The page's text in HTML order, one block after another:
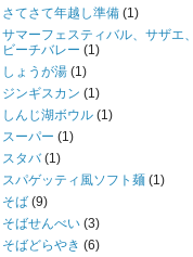
さてさて年越し準備 (1)
サマーフェスティバル、サザエ、
ビーチバレー (1)
しょうが湯 (1)
ジンギスカン (1)
しんじ湖ボウル (1)
スーパー (1)
スタバ (1)
スパゲッティ風ソフト麺 (1)
そば (9)
そばせんべい (3)
そばどらやき (6)